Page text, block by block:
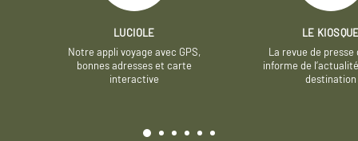
LUCIOLE
Notre appli voyage avec GPS,
bonnes adresses et carte
interactive
LE
La revue de presse
informe de
destination